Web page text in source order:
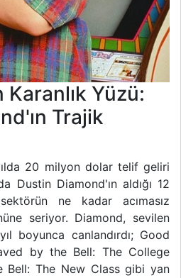
Yüzü:
Trajik
20 milyon dolar telif geliri
Dustin Diamond'ın aldığı 12
ne kadar acımasız
seriyor. Diamond, sevilen
boyunca canlandırdı; Good
by the Bell: The College
Bell: The New Class gibi yan